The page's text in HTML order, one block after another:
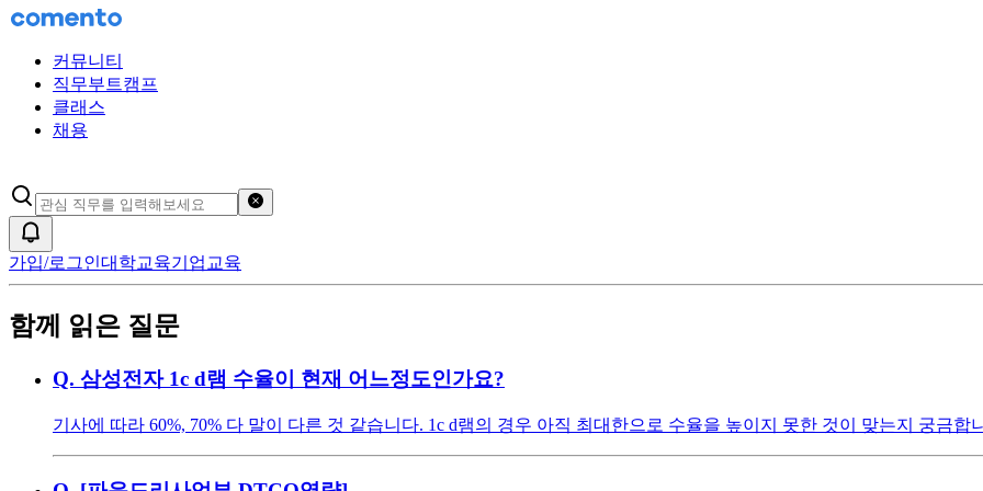
커뮤니티
직무부트캠프
클래스
채용
가입/로그인대학교육기업교육
함께 읽은 질문
Q. 삼성전자 1c d램 수율이 현재 어느정도인가요?
기사에 따라 60%, 70% 다 말이 다른 것 같습니다. 1c d램의 경우 아직 최대한으로 수율을 높이지 못한 것이 맞는지 궁금합